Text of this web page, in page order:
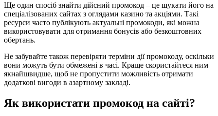
Ще один спосіб знайти дійсний промокод – це шукати його на
спеціалізованих сайтах з оглядами казино та акціями. Такі
ресурси часто публікують актуальні промокоди, які можна
використовувати для отримання бонусів або безкоштовних
обертань.
Не забувайте також перевіряти терміни дії промокоду, оскільки
вони можуть бути обмежені в часі. Краще скористайтеся ним
якнайшвидше, щоб не пропустити можливість отримати
додаткові вигоди в азартному закладі.
Як використати промокод на сайті?